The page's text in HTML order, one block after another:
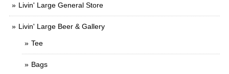
Livin' Large General Store
Livin' Large Beer & Gallery
Tee
Bags